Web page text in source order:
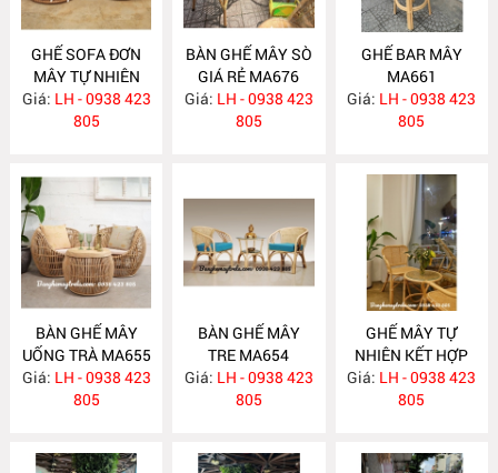
GHẾ SOFA ĐƠN
MÂY TỰ NHIÊN
MA680
Giá: LH - 0938 423
805
BÀN GHẾ MÂY SÒ
GIÁ RẺ MA676
Giá: LH - 0938 423
805
GHẾ BAR MÂY
MA661
Giá: LH - 0938 423
805
BÀN GHẾ MÂY
UỐNG TRÀ MA655
Giá: LH - 0938 423
805
BÀN GHẾ MÂY
TRE MA654
Giá: LH - 0938 423
805
GHẾ MÂY TỰ
NHIÊN KẾT HỢP
LƯỚI MÂY MA653
Giá: LH - 0938 423
805